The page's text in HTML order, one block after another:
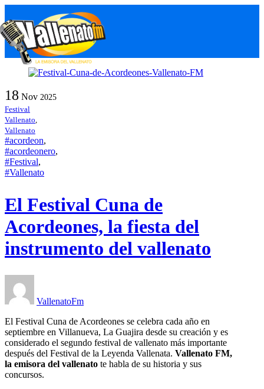
to
content
18 Nov 2025
Festival
Vallenato,
Vallenato
#acordeon,
#acordeonero,
#Festival,
#Vallenato
El Festival Cuna de
Acordeones, la fiesta del
instrumento del vallenato
VallenatoFm
El Festival Cuna de Acordeones se celebra cada año en
septiembre en Villanueva, La Guajira desde su creación y es
considerado el segundo festival de vallenato más importante
después del Festival de la Leyenda Vallenata. Vallenato FM,
la emisora del vallenato te habla de su historia y sus
concursos.